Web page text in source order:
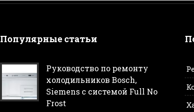
Популярные статьи
Руководство по ремонту
холодильников Bosch,
Siemens с системой Full No
Frost